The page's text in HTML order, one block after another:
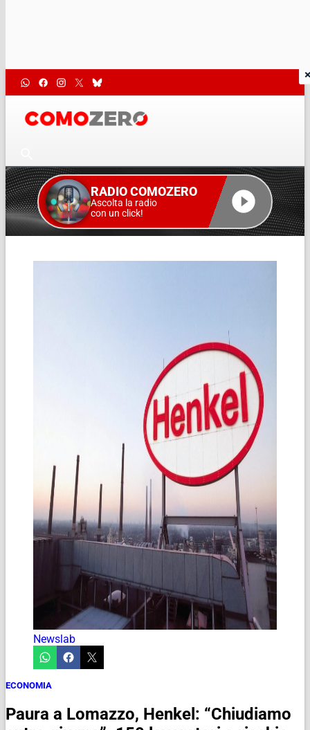
RADIO COMOZERO
Ascolta la radio
con un click!
Newslab
ECONOMIA
Paura a Lomazzo, Henkel: “Chiudiamo